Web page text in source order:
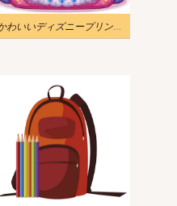
かわいいディズニープリンセスのリュックサックのイラスト 2